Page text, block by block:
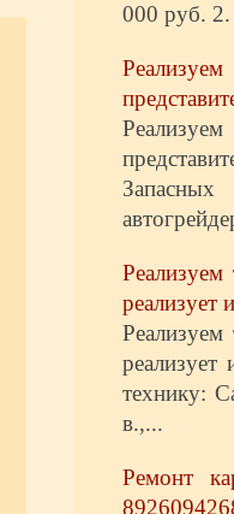
000 руб.
реализует
технику:
в.,...
Ремонт